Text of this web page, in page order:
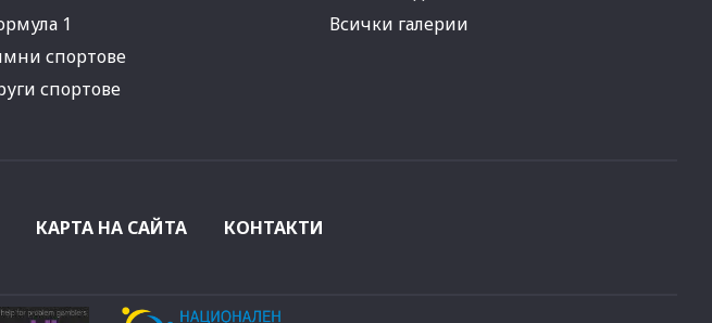
1
спортове
спортове
Всички галерии
КАРТА НА САЙТА КОНТАКТИ